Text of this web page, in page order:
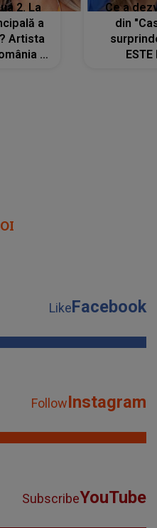
2. La
a
Artista
și
Ce a
din
LikeFacebook
FollowInstagram
SubscribeYouTube